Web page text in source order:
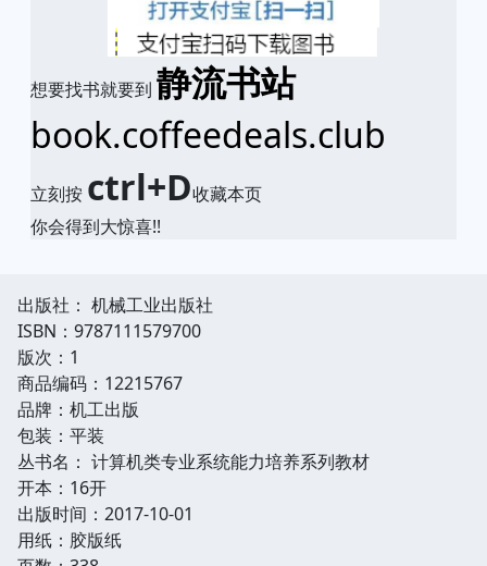
想要找书就要到 静流书站
book.coffeedeals.club
立刻按 ctrl+D收藏本页
你会得到大惊喜!!
出版社： 机械工业出版社
ISBN：9787111579700
版次：1
商品编码：12215767
品牌：机工出版
包装：平装
丛书名： 计算机类专业系统能力培养系列教材
开本：16开
出版时间：2017-10-01
用纸：胶版纸